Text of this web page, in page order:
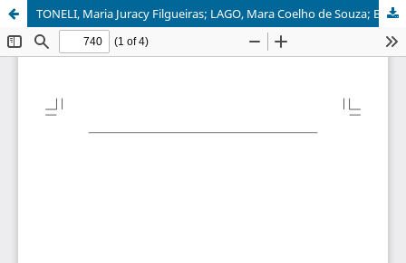
TONELI, Maria Juracy Filgueiras; LAGO, Mara Coelho de Souza; BEIRAS, Adriano; CLIMACO, Danilo de Assis (Org.). Atendimento a homens autores de violência contra as mulheres: experiências latinoamericanas.